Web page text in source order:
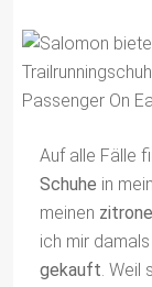
Auf alle Fälle
Schuhe in
meinen
ich mir
gekauft. Weil